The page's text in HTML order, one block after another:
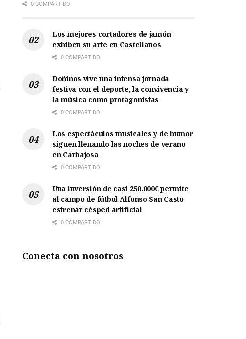
0 COMPARTIDO
Los mejores cortadores de jamón
exhiben su arte en Castellanos
0 COMPARTIDO
Doñinos vive una intensa jornada
festiva con el deporte, la convivencia y
la música como protagonistas
0 COMPARTIDO
Los espectáculos musicales y de humor
siguen llenando las noches de verano
en Carbajosa
0 COMPARTIDO
Una inversión de casi 250.000€ permite
al campo de fútbol Alfonso San Casto
estrenar césped artificial
0 COMPARTIDO
Conecta con nosotros